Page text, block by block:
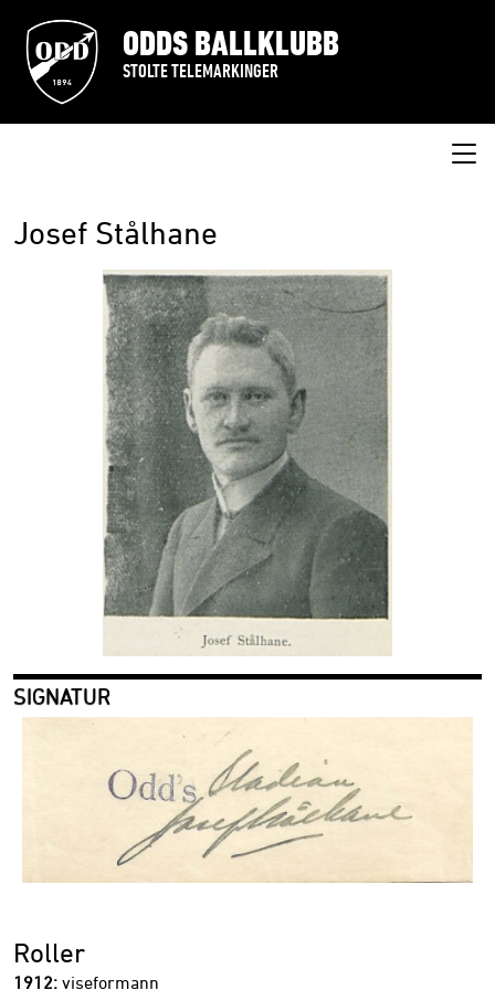
ODDS BALLKLUBB
STOLTE TELEMARKINGER
Josef Stålhane
Roller
1912: viseformann
SIGNATUR